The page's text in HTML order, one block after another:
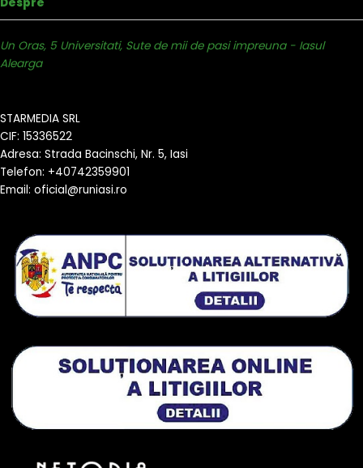
Un Oras, 5 Universitati, Sute de mii de pasi impreuna - Iasul
Alearga
STARMEDIA SRL
CIF: 15336522
Adresa: Strada Bacinschi, Nr. 5, Iasi
Telefon: +40742359901
Email: oficial@runiasi.ro